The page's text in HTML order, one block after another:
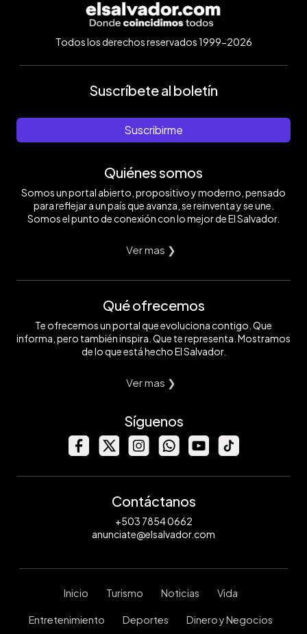
Todos los derechos reservados 1999-2026
Suscríbete al boletín
Suscribirme
Quiénes somos
Somos un portal abierto, propositivo y moderno, pensado
para reflejar a un país que avanza, se reinventa y se une.
Somos el punto de conexión con lo mejor de El Salvador.
Ver mas ❯
Qué ofrecemos
Te ofrecemos un portal que evoluciona contigo. Que
informa, pero también inspira. Que te representa. Mostramos
de lo que está hecho El Salvador.
Ver mas ❯
Síguenos
Contáctanos
+503 7854 0662
anunciate@elsalvador.com
Inicio Turismo Noticias Vida
Entretenimiento Deportes Dinero y Negocios